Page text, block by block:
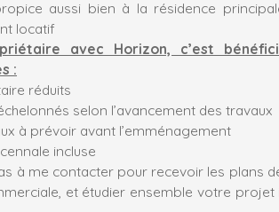
aussi bien à la résidence
locatif
avec Horizon, c’est
:
réduits
selon l’avancement des travaux
à prévoir avant l’emménagement
incluse
à me contacter pour recevoir les plans
et étudier ensemble votre